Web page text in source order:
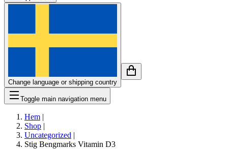
Change language or shipping country
Toggle main navigation menu
Hem |
Shop |
Uncategorized |
Stig Bengmarks Vitamin D3